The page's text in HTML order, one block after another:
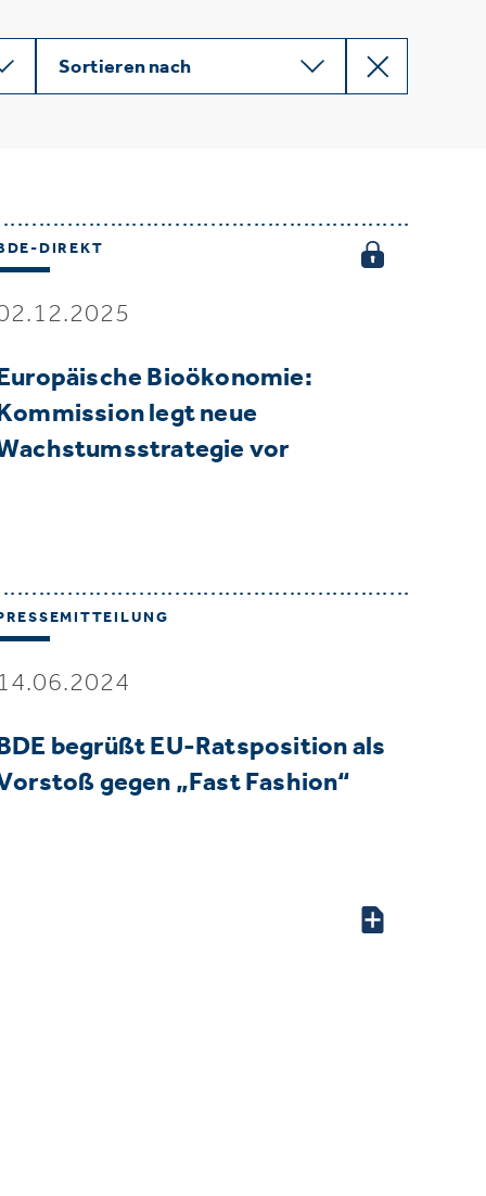
Sortieren nach
DIREKT
Bioökonomie:
legt neue
vor
14.06.2024
begrüßt EU-Ratsposition als
gegen „Fast Fashion“